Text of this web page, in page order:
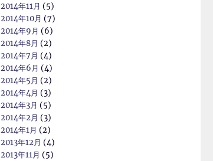
2014年11月 (5)
2014年10月 (7)
2014年9月 (6)
2014年8月 (2)
2014年7月 (4)
2014年6月 (4)
2014年5月 (2)
2014年4月 (3)
2014年3月 (5)
2014年2月 (3)
2014年1月 (2)
2013年12月 (4)
2013年11月 (5)